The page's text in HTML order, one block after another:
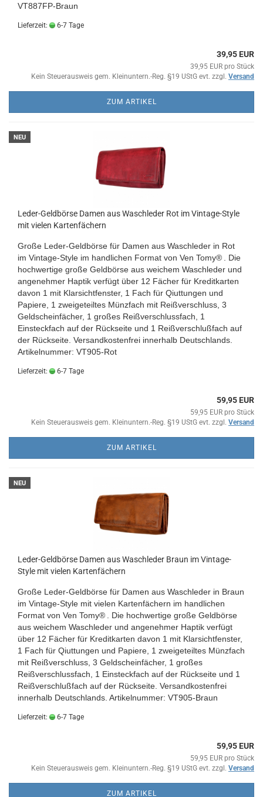
VT887FP-Braun
Lieferzeit: 6-7 Tage
39,95 EUR
39,95 EUR pro Stück
Kein Steuerausweis gem. Kleinuntern.-Reg. §19 UStG evt. zzgl. Versand
ZUM ARTIKEL
NEU
Leder-Geldbörse Damen aus Waschleder Rot im Vintage-Style
mit vielen Kartenfächern
Große Leder-Geldbörse für Damen aus Waschleder in Rot
im Vintage-Style im handlichen Format von Ven Tomy®
. Die
hochwertige große Geldbörse aus weichem Waschleder und
angenehmer Haptik verfügt über 12 Fächer für Kreditkarten
davon 1 mit Klarsichtfenster, 1 Fach für Qiuttungen und
Papiere, 1 zweigeteiltes Münzfach mit Reißverschluss, 3
Geldscheinfächer, 1 großes Reißverschlussfach, 1
Einsteckfach auf der Rückseite und 1 Reißverschlußfach auf
der Rückseite. Versandkostenfrei innerhalb Deutschlands.
Artikelnummer: VT905-Rot
Lieferzeit: 6-7 Tage
59,95 EUR
59,95 EUR pro Stück
Kein Steuerausweis gem. Kleinuntern.-Reg. §19 UStG evt. zzgl. Versand
ZUM ARTIKEL
NEU
Leder-Geldbörse Damen aus Waschleder Braun im Vintage-
Style mit vielen Kartenfächern
Große Leder-Geldbörse für Damen aus Waschleder in Braun
im Vintage-Style mit vielen Kartenfächern im handlichen
Format von Ven Tomy®
. Die hochwertige große Geldbörse
aus weichem Waschleder und angenehmer Haptik verfügt
über 12 Fächer für Kreditkarten davon 1 mit Klarsichtfenster,
1 Fach für Qiuttungen und Papiere, 1 zweigeteiltes Münzfach
mit Reißverschluss, 3 Geldscheinfächer, 1 großes
Reißverschlussfach, 1 Einsteckfach auf der Rückseite und 1
Reißverschlußfach auf der Rückseite. Versandkostenfrei
innerhalb Deutschlands. Artikelnummer: VT905-Braun
Lieferzeit: 6-7 Tage
59,95 EUR
59,95 EUR pro Stück
Kein Steuerausweis gem. Kleinuntern.-Reg. §19 UStG evt. zzgl. Versand
ZUM ARTIKEL